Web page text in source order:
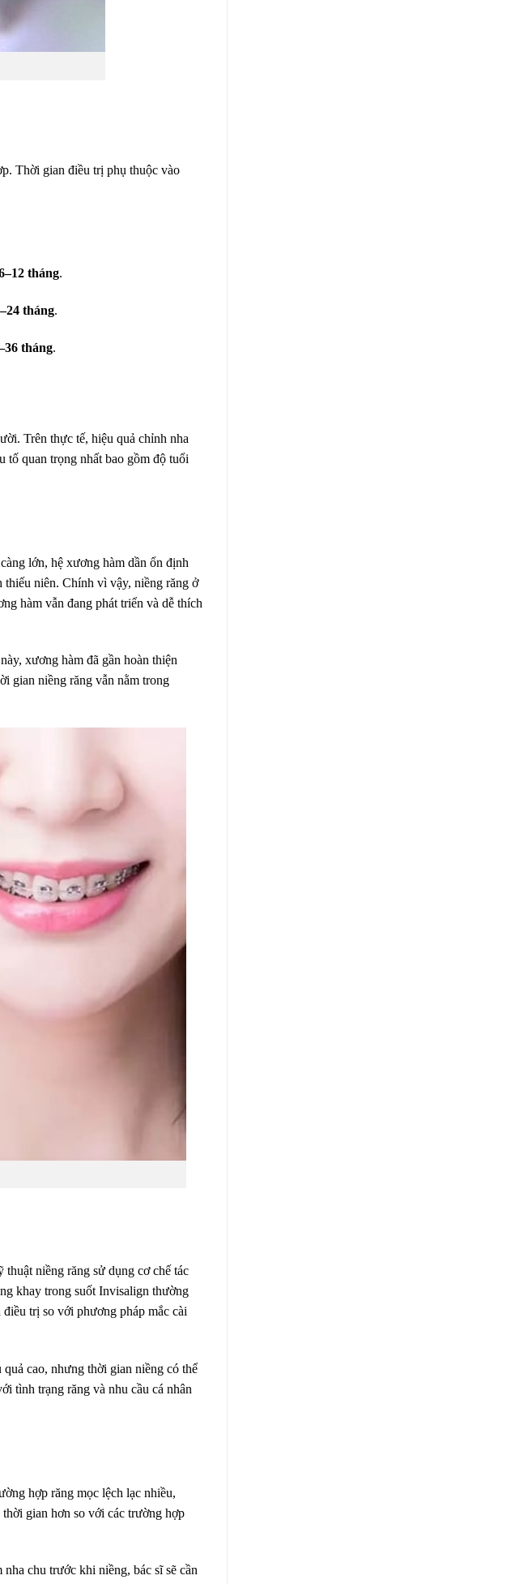
Thời gian điều trị phụ thuộc vào
tháng.
tháng.
tháng.
Trên thực tế, hiệu quả chỉnh nha
tố quan trọng nhất bao gồm độ tuổi
lớn, hệ xương hàm dần ổn định
thiếu niên. Chính vì vậy, niềng răng ở
hàm vẫn đang phát triển và dễ thích
xương hàm đã gần hoàn thiện
gian niềng răng vẫn nằm trong
niềng răng sử dụng cơ chế tác
khay trong suốt Invisalign thường
trị so với phương pháp mắc cài
cao, nhưng thời gian niềng có thể
tình trạng răng và nhu cầu cá nhân
hợp răng mọc lệch lạc nhiều,
thời gian hơn so với các trường hợp
chu trước khi niềng, bác sĩ sẽ cần